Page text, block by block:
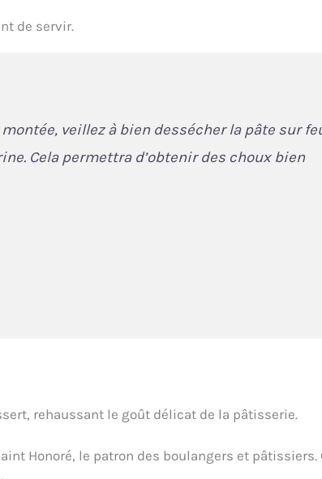
de servir.
veillez à bien dessécher la pâte sur
Cela permettra d’obtenir des choux bien
rehaussant le goût délicat de la pâtisserie.
Honoré, le patron des boulangers et pâtissiers.